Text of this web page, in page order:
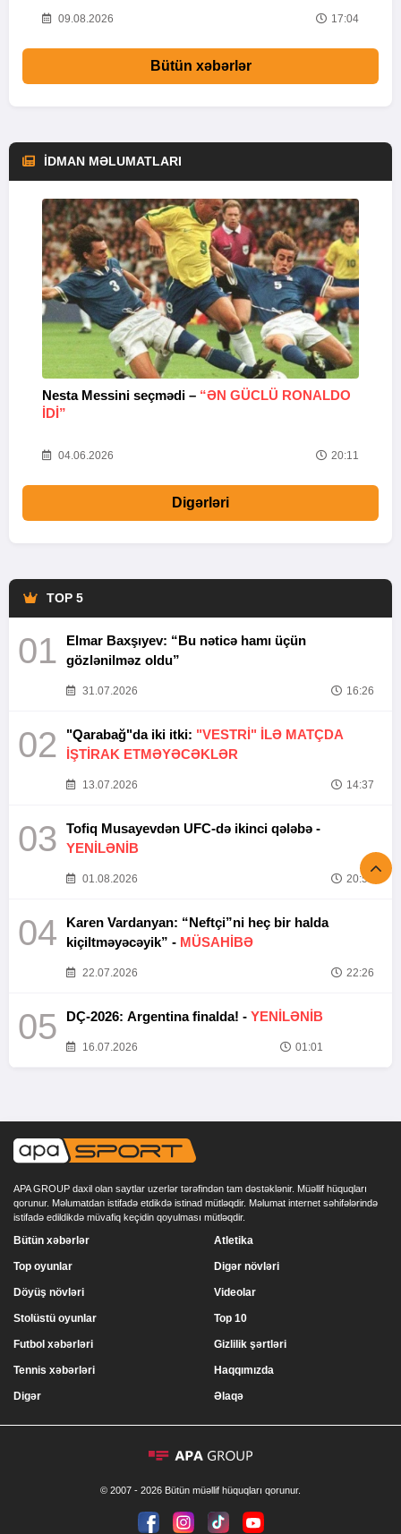
09.08.2026 17:04
Bütün xəbərlər
İDMAN MƏLUMATLARI
Nesta Messini seçmədi – “ƏN GÜCLÜ RONALDO
IDI”
04.06.2026 20:11
Digərləri
TOP 5
01
Elmar Baxşıyev: “Bu nəticə hamı üçün
gözlənilməz oldu”
31.07.2026 16:26
02 "Qarabağ"da iki itki: "VESTRİ" İLƏ MATÇDA
İŞTİRAK ETMƏYƏCƏKLƏR
13.07.2026 14:37
03
Tofiq Musayevdən UFC-də ikinci qələbə -
YENİLƏNİB
01.08.2026 20:52
04
Karen Vardanyan: “Neftçi”ni heç bir halda
kiçiltməyəcəyik” - MÜSAHİBƏ
22.07.2026 22:26
05 DÇ-2026: Argentina finalda! - YENİLƏNİB
16.07.2026 01:01
APA GROUP daxil olan saytlar uzerlər tərəfindən tam dəstəklənir. Müəllif hüquqları
qorunur. Məlumatdan istifadə etdikdə istinad mütləqdir. Məlumat internet səhifələrində
istifadə edildikdə müvafiq keçidin qoyulması mütləqdir.
Bütün xəbərlər
Top oyunlar
Döyüş növləri
Stolüstü oyunlar
Atletika
Digər növləri
Videolar
Top 10
Futbol xəbərləri
Tennis xəbərləri
Digər
Gizlilik şərtləri
Haqqımızda
Əlaqə
© 2007 - 2026 Bütün müəllif hüquqları qorunur.